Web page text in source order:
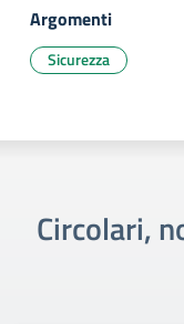
Argomenti
Sicurezza
Circolari,